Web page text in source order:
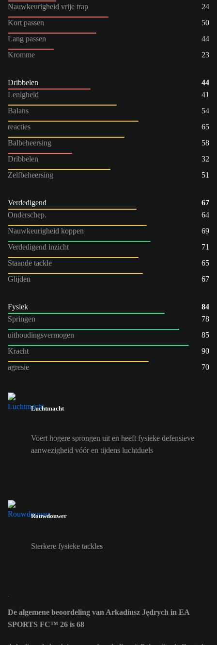
Nauwkeurigheid vrije trap
24
Kort passen
50
Lang passen
44
Kromme
23
Dribbelen
44
Lenigheid
41
Balans
54
reacties
65
Balbeheersing
58
Dribbelen
32
Zelfbeheersing
51
Verdedigend
67
Onderschep.
64
Nauwkeurigheid koppen
69
Verdedigend inzicht
71
Staande tackle
65
Glijden
67
Fysiek
84
Springen
78
uithoudingsvermogen
85
Kracht
90
agresie
70
Luchtmacht
Voert hogere sprongen uit en heeft fysieke defensieve
aanwezigheid vóór en tijdens luchtduels
Rouwdouwer
Sterkere fysieke tackles
De algemene beoordeling van Arkadiusz Jędrych in EA
SPORTS FC™ 26 is 68